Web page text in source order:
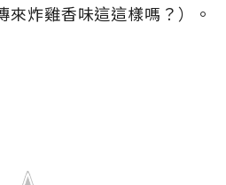
來炸雞香味這這樣嗎？）。